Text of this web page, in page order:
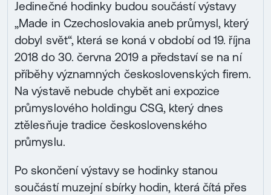
Jedinečné hodinky budou součástí výstavy
„Made in Czechoslovakia aneb průmysl, který
dobyl svět“, která se koná v období od 19. října
2018 do 30. června 2019 a představí se na ní
příběhy významných československých firem.
Na výstavě nebude chybět ani expozice
průmyslového holdingu CSG, který dnes
ztělesňuje tradice československého
průmyslu.
Po skončení výstavy se hodinky stanou
součástí muzejní sbírky hodin, která čítá přes